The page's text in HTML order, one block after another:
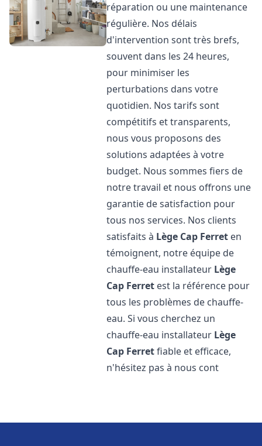
réparation ou une maintenance
régulière. Nos délais
d'intervention sont très brefs,
souvent dans les 24 heures,
pour minimiser les
perturbations dans votre
quotidien. Nos tarifs sont
compétitifs et transparents,
nous vous proposons des
solutions adaptées à votre
budget. Nous sommes fiers de
notre travail et nous offrons une
garantie de satisfaction pour
tous nos services. Nos clients
satisfaits à Lège Cap Ferret en
témoignent, notre équipe de
chauffe-eau installateur Lège
Cap Ferret est la référence pour
tous les problèmes de chauffe-
eau. Si vous cherchez un
chauffe-eau installateur Lège
Cap Ferretfiable et efficace,
n'hésitez pas à nous cont